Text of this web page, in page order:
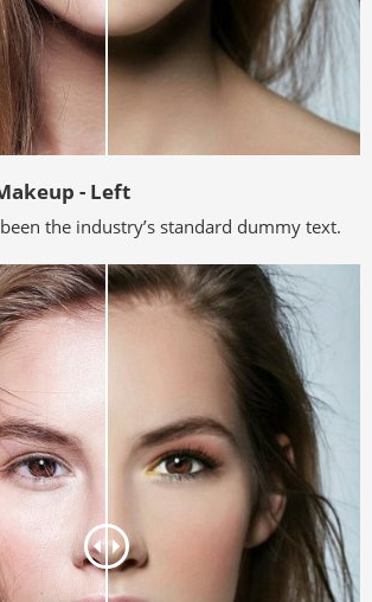
- Left
the industry’s standard dummy text.